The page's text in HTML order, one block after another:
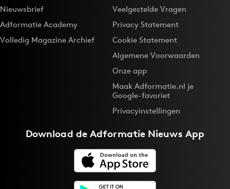
Nieuwsbrief
Adformatie Academy
Volledig Magazine Archief
Veelgestelde Vragen
Privacy Statement
Cookie Statement
Algemene Voorwaarden
Onze app
Maak Adformatie.nl je
Google-favoriet
Privacyinstellingen
Download deAdformatie Nieuws App